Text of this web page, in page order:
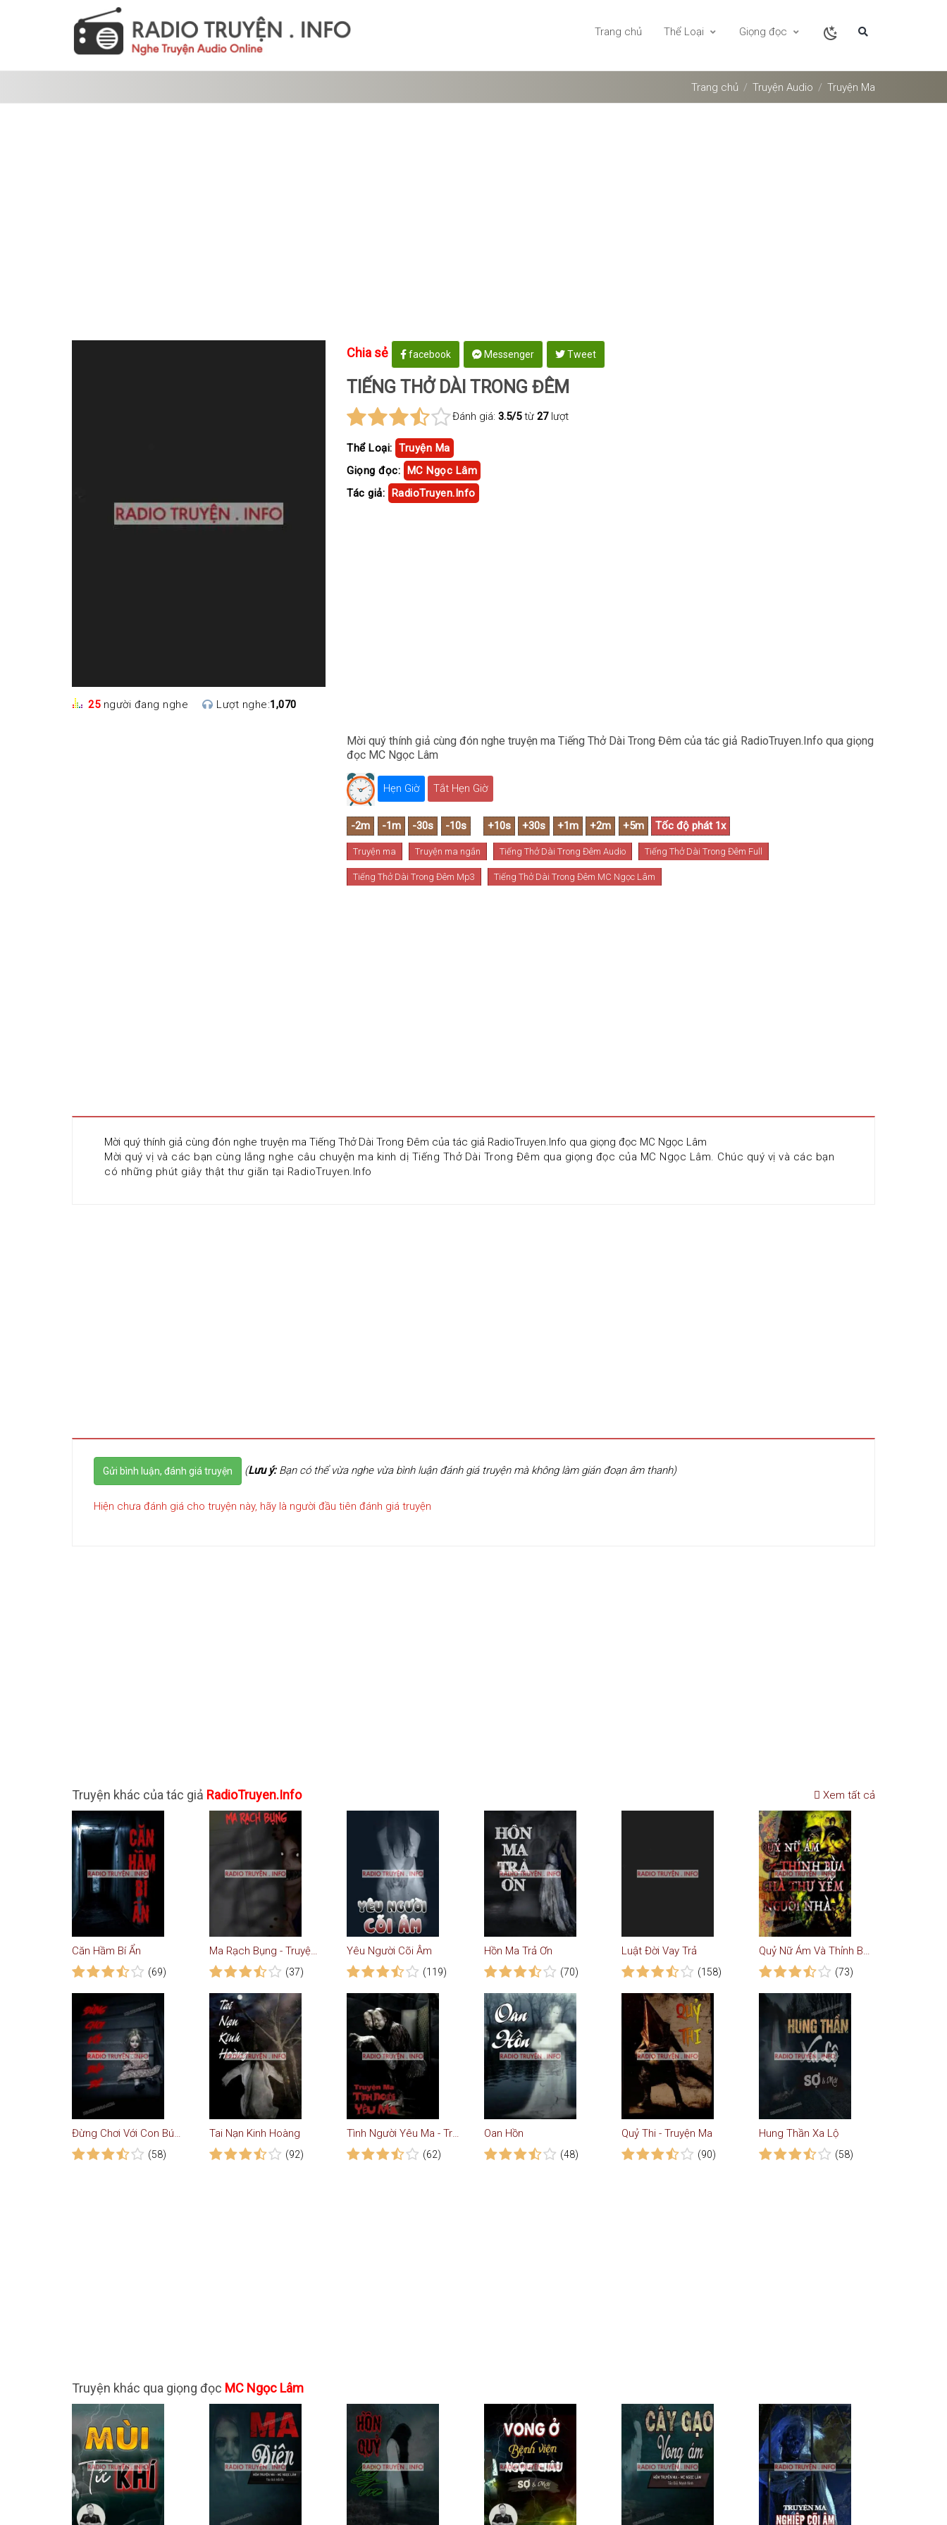
Trang chủ Thể Loại Giọng đọc
Trang chủ Truyện Audio Truyện Ma
25người đang nghe Lượt nghe:1,070
Chia sẻ facebook Messenger Tweet
TIẾNG THỞ DÀI TRONG ĐÊM
Đánh giá: 3.5/5từ 27lượt
Thể Loại: Truyện Ma
Giọng đọc: MC Ngọc Lâm
Tác giả: RadioTruyen.Info
Mời quý thính giả cùng đón nghe truyện ma Tiếng Thở Dài Trong Đêm của tác giả RadioTruyen.Info qua giọng
đọc MC Ngọc Lâm
Hẹn Giờ Tắt Hẹn Giờ
Truyện ma Truyện ma ngắn Tiếng Thở Dài Trong Đêm Audio Tiếng Thở Dài Trong Đêm Full
Tiếng Thở Dài Trong Đêm Mp3 Tiếng Thở Dài Trong Đêm MC Ngọc Lâm
Mời quý thính giả cùng đón nghe truyện ma Tiếng Thở Dài Trong Đêm của tác giả RadioTruyen.Info qua giọng đọc MC Ngọc Lâm
Mời quý vị và các bạn cùng lắng nghe câu chuyện ma kinh dị Tiếng Thở Dài Trong Đêm qua giọng đọc của MC Ngọc Lâm. Chúc quý vị và các bạn
có những phút giây thật thư giãn tại RadioTruyen.Info
Gửi bình luận, đánh giá truyện (Lưu ý:Bạn có thể vừa nghe vừa bình luận đánh giá truyện mà không làm gián đoạn âm thanh)
Hiện chưa đánh giá cho truyện này, hãy là người đầu tiên đánh giá truyện
Truyện khác của tác giả RadioTruyen.Info Xem tất cả
Căn Hầm Bí Ẩn
(69)
Ma Rạch Bụng - Truyện Kinh Dị
(37)
Yêu Người Cõi Âm
(119)
Hồn Ma Trả Ơn
(70)
Luật Đời Vay Trả
(158)
Quỷ Nữ Ám Và Thỉnh Bùa Chà Thư Yểm Người Nhà
(73)
Đừng Chơi Với Con Búp Bê
(58)
Tai Nạn Kinh Hoàng
(92)
Tình Người Yêu Ma - Truyện Ma
(62)
Oan Hồn
(48)
Quỷ Thi - Truyện Ma
(90)
Hung Thần Xa Lộ
(58)
Truyện khác qua giọng đọc MC Ngọc Lâm